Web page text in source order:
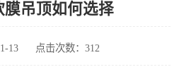
膜吊顶如何选择
13 点击次数：312